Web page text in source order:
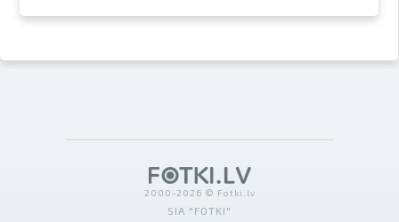
2000-2026 © Fotki.lv
SIA "FOTKI"